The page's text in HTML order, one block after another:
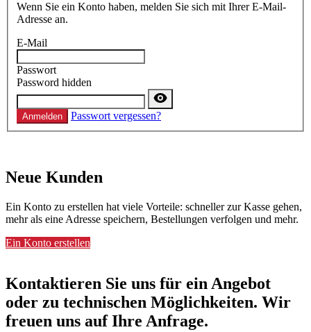
Wenn Sie ein Konto haben, melden Sie sich mit Ihrer E-Mail-
Adresse an.
E-Mail
Passwort
Password hidden
Anmelden Passwort vergessen?
Neue Kunden
Ein Konto zu erstellen hat viele Vorteile: schneller zur Kasse gehen,
mehr als eine Adresse speichern, Bestellungen verfolgen und mehr.
Ein Konto erstellen
Kontaktieren Sie uns für ein Angebot
oder zu technischen Möglichkeiten. Wir
freuen uns auf Ihre Anfrage.